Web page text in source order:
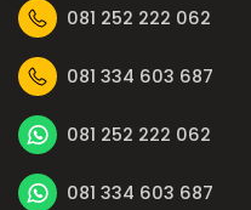
081 252 222 062
081 334 603 687
081 252 222 062
081 334 603 687